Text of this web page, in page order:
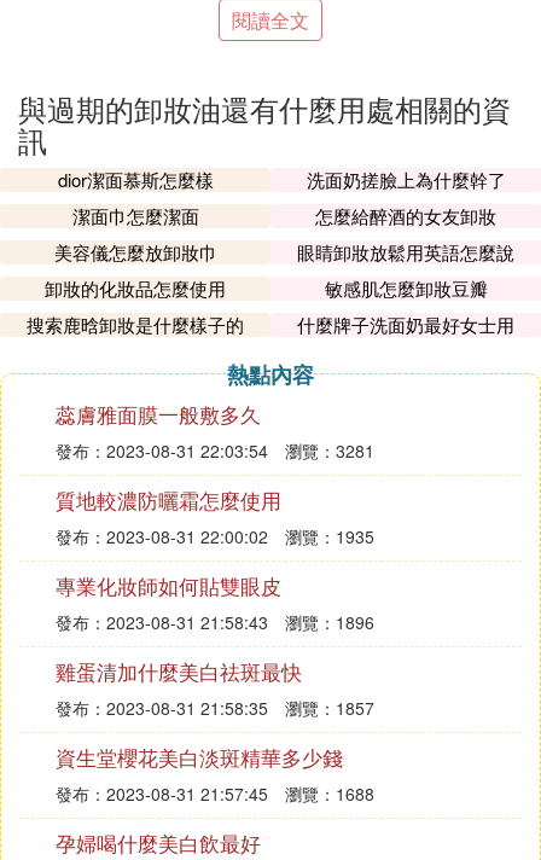
過期卸妝油的用法三：洗衣服
在洗衣服之前，先用卸妝油洗一下沾了污漬的地方，
再用洗衣機洗的話會比較干凈。
過期卸妝油的用法四：洗手液
在做飯時，手難免是絕對油膩膩的，有時拿洗手液都
很難洗干凈，這時候用卸妝油的話，油膩感很快就會
洗掉了，使用方法和卸妝一樣。
過期卸妝油的用法五：洗化妝刷、粉撲
均勻，把刷子毛放進去刷刷刷，然後用手輔助輕輕
挫，用水洗干凈就好了。
卸妝油怎麼保存
卸妝油最好是在陰涼處存放，不宜在高溫，陽光暴曬
的條件下存放，其塑料包裝會變形甚至融化，還有，
盡量不要把卸妝油放在很潮濕的地方，以免發生變
質，如果它的瓶口進水，很容易乳化它的卸妝油成
分。注意如果是蓋裝的卸妝油要在每次打開瓶蓋後，
以最快的速度把瓶蓋擰緊，否則暴露在空氣中，容易
受到空氣的污染。
嘴唇怎麼卸妝才幹凈
1、先用化妝棉蘸取適量清水濕潤唇部肌膚，幫助軟
化口紅，吸收掉所含的油分。
2、用兩片化妝棉沾滿專用的唇部卸妝油，輕輕蓋在
閱讀全文
與過期的卸妝油還有什麼用處相關的資
訊
dior潔面慕斯怎麼樣
洗面奶搓臉上為什麼幹了
潔面巾怎麼潔面
怎麼給醉酒的女友卸妝
美容儀怎麼放卸妝巾
眼睛卸妝放鬆用英語怎麼說
卸妝的化妝品怎麼使用
敏感肌怎麼卸妝豆瓣
搜索鹿晗卸妝是什麼樣子的
什麼牌子洗面奶最好女士用
熱點內容
蕊膚雅面膜一般敷多久
發布：2023-08-31 22:03:54 瀏覽：3281
質地較濃防曬霜怎麼使用
發布：2023-08-31 22:00:02 瀏覽：1935
專業化妝師如何貼雙眼皮
發布：2023-08-31 21:58:43 瀏覽：1896
雞蛋清加什麼美白祛斑最快
發布：2023-08-31 21:58:35 瀏覽：1857
資生堂櫻花美白淡斑精華多少錢
發布：2023-08-31 21:57:45 瀏覽：1688
孕婦喝什麼美白飲最好